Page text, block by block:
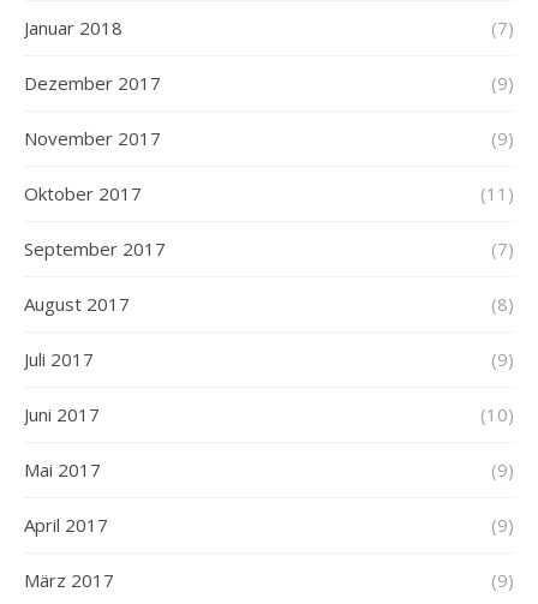
Januar 2018 (7)
Dezember 2017 (9)
November 2017 (9)
Oktober 2017 (11)
September 2017 (7)
August 2017 (8)
Juli 2017 (9)
Juni 2017 (10)
Mai 2017 (9)
April 2017 (9)
März 2017 (9)